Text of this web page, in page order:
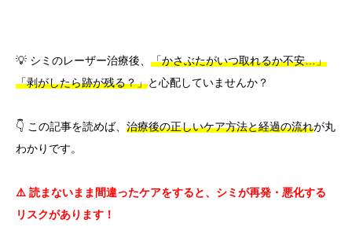
💡 シミのレーザー治療後、 「かさぶたがいつ取れるか不安…」
「剥がしたら跡が残る？」と心配していませんか？
👇 この記事を読めば、 治療後の正しいケア方法と経過の流れが丸
わかりです。
⚠️ 読まないまま間違ったケアをすると、シミが再発・悪化する
リスクがあります！